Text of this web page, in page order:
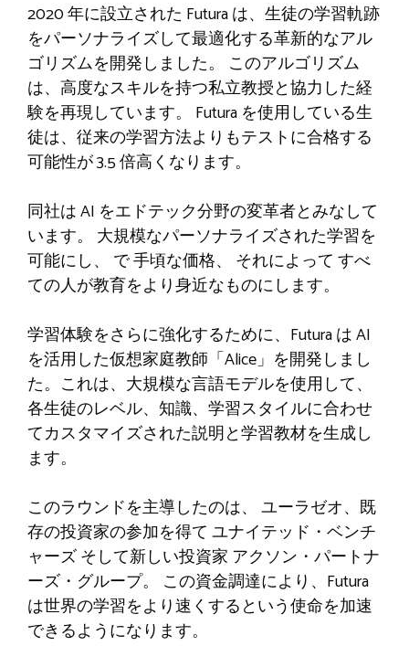
2020 年に設立された Futura は、生徒の学習軌跡
をパーソナライズして最適化する革新的なアル
ゴリズムを開発しました。 このアルゴリズム
は、高度なスキルを持つ私立教授と協力した経
験を再現しています。 Futura を使用している生
徒は、従来の学習方法よりもテストに合格する
可能性が 3.5 倍高くなります。
同社は AI をエドテック分野の変革者とみなして
います。 大規模なパーソナライズされた学習を
可能にし、 で手頃な価格、 それによって すべ
ての人が教育をより身近なものにします。
学習体験をさらに強化するために、Futura は AI
を活用した仮想家庭教師「Alice」を開発しまし
た。これは、大規模な言語モデルを使用して、
各生徒のレベル、知識、学習スタイルに合わせ
てカスタマイズされた説明と学習教材を生成し
ます。
このラウンドを主導したのは、 ユーラゼオ、既
存の投資家の参加を得て ユナイテッド・ベンチ
ャーズそして新しい投資家 アクソン・パートナ
ーズ・グループ。 この資金調達により、Futura
は世界の学習をより速くするという使命を加速
できるようになります。